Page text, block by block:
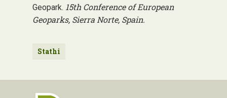
Geopark. 15th Conference of European
Geoparks, Sierra Norte, Spain.
Stathi